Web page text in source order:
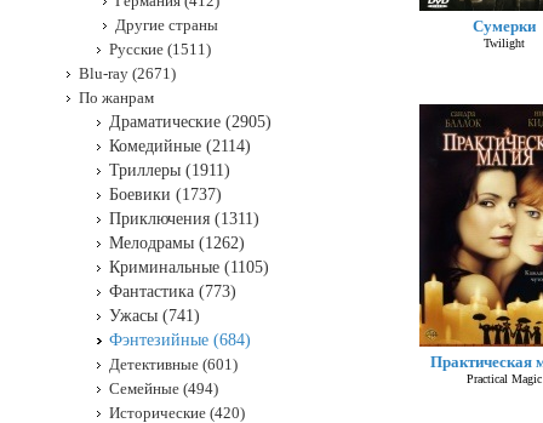
Сумерки
Twilight
Практическая
Practical Magic
Другие страны
Русские (1511)
Blu-ray (2671)
По жанрам
Драматические (2905)
Комедийные (2114)
Триллеры (1911)
Боевики (1737)
Приключения (1311)
Мелодрамы (1262)
Криминальные (1105)
Фантастика (773)
Ужасы (741)
Фэнтезийные (684)
Детективные (601)
Семейные (494)
Исторические (420)